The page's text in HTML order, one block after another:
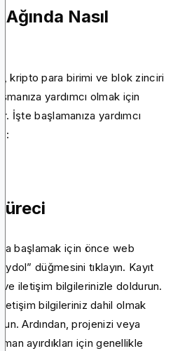
Nasıl
kripto para birimi ve blok zinciri
yardımcı olmak için
İşte başlamanıza yardımcı
başlamak için önce web
düğmesini tıklayın. Kayıt
ve iletişim bilgilerinizle doldurun.
iletişim bilgileriniz dahil olmak
Ardından, projenizi veya
ayırdıkları için genellikle